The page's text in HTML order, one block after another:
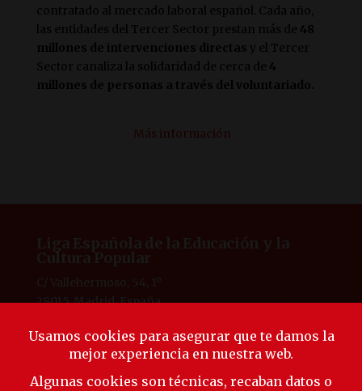
contratado al mercado laboral español. Cada año,
las entidades del Tercer Sector prestan más de 48
millones de intervenciones directas y el Tercer
Sector canaliza la solidaridad de cerca de 4
millones de personas a través del voluntariado.
Más información
28015, Madrid, España
laliga@ligaeducacion.org
© Liga Educación 2025 |Aviso Legal|Política de